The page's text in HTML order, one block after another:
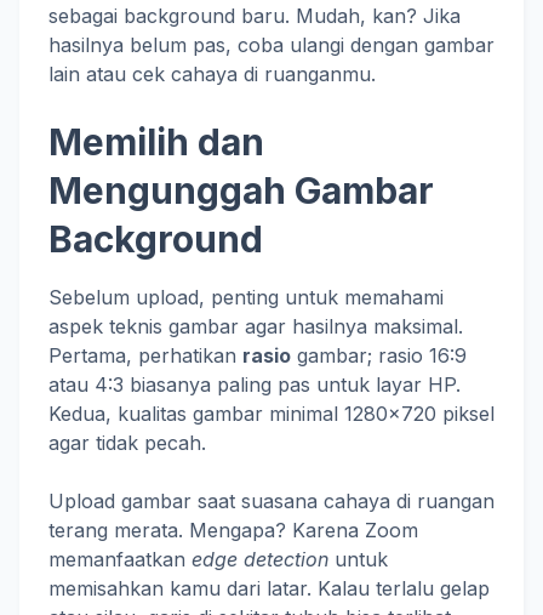
sebagai background baru. Mudah, kan? Jika
hasilnya belum pas, coba ulangi dengan gambar
lain atau cek cahaya di ruanganmu.
Memilih dan
Mengunggah Gambar
Background
Sebelum upload, penting untuk memahami
aspek teknis gambar agar hasilnya maksimal.
Pertama, perhatikan rasio gambar; rasio 16:9
atau 4:3 biasanya paling pas untuk layar HP.
Kedua, kualitas gambar minimal 1280×720 piksel
agar tidak pecah.
Upload gambar saat suasana cahaya di ruangan
terang merata. Mengapa? Karena Zoom
memanfaatkan edge detection untuk
memisahkan kamu dari latar. Kalau terlalu gelap